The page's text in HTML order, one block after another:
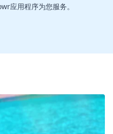
应用程序为您服务。